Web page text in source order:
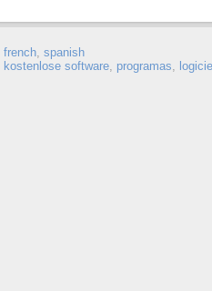
french, spanish
kostenlose software, programas,